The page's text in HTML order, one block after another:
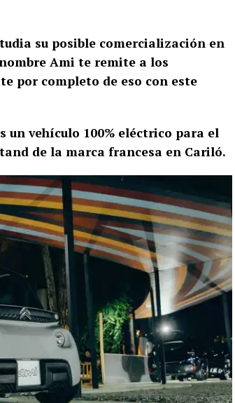
su posible comercialización en
Ami te remite a los
por completo de eso con este
un vehículo 100% eléctrico para el
de la marca francesa en Cariló.